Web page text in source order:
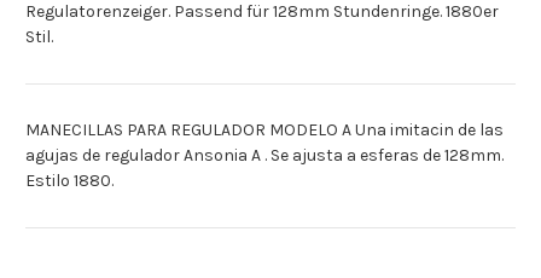
Regulatorenzeiger. Passend für 128mm Stundenringe. 1880er
Stil.
MANECILLAS PARA REGULADOR MODELO A Una imitacin de las
agujas de regulador Ansonia A . Se ajusta a esferas de 128mm.
Estilo 1880.